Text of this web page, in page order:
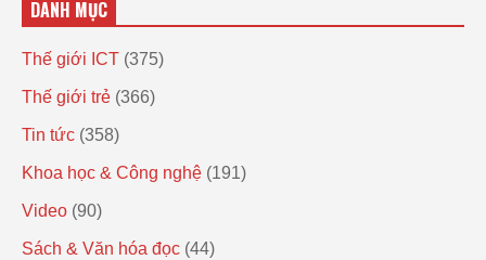
DANH MỤC
Thế giới ICT (375)
Thế giới trẻ (366)
Tin tức (358)
Khoa học & Công nghệ (191)
Video (90)
Sách & Văn hóa đọc (44)